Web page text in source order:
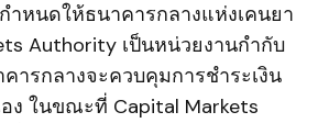
ำหนดให้ธนาคารกลางแห่งเคนยา
Authority เป็นหน่วยงานกำกับ
ารกลางจะควบคุมการชำระเงิน
อง ในขณะที่ Capital Markets